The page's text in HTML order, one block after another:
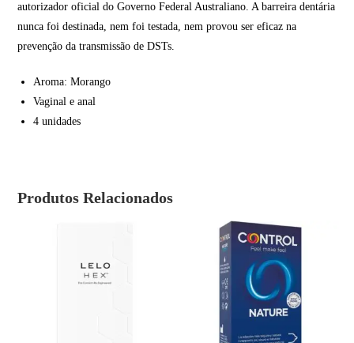
autorizador oficial do Governo Federal Australiano. A barreira dentária
nunca foi destinada, nem foi testada, nem provou ser eficaz na
prevenção da transmissão de DSTs.
Aroma: Morango
Vaginal e anal
4 unidades
Produtos Relacionados